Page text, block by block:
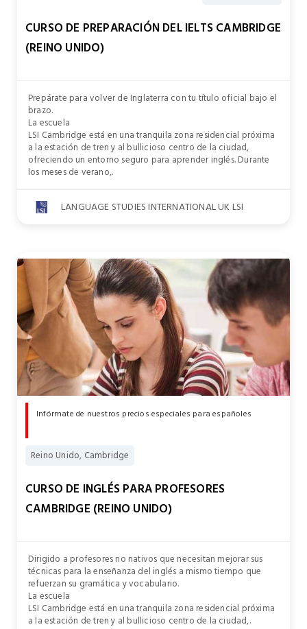
CURSO DE PREPARACIÓN DEL IELTS CAMBRIDGE
(REINO UNIDO)
Prepárate para volver de Inglaterra con tu título oficial bajo el
brazo.
La escuela
LSI Cambridge está en una tranquila zona residencial próxima
a la estación de tren y al bullicioso centro de la ciudad,
ofreciendo un entorno seguro para aprender inglés. Durante
los meses de verano,.
LANGUAGE STUDIES INTERNATIONAL UK LSI
Infórmate de nuestros precios especiales para españoles
Reino Unido, Cambridge
CURSO DE INGLÉS PARA PROFESORES
CAMBRIDGE (REINO UNIDO)
Dirigido a profesores no nativos que necesitan mejorar sus
técnicas para la enseñanza del inglés a mismo tiempo que
refuerzan su gramática y vocabulario.
La escuela
LSI Cambridge está en una tranquila zona residencial próxima
a la estación de tren y al bullicioso centro de la ciudad,.